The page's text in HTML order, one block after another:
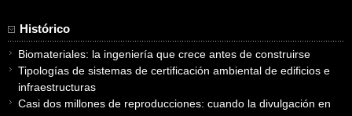
Histórico
Biomateriales: la ingeniería que crece antes de construirse
Tipologías de sistemas de certificación ambiental de edificios e
infraestructuras
Casi dos millones de reproducciones: cuando la divulgación en